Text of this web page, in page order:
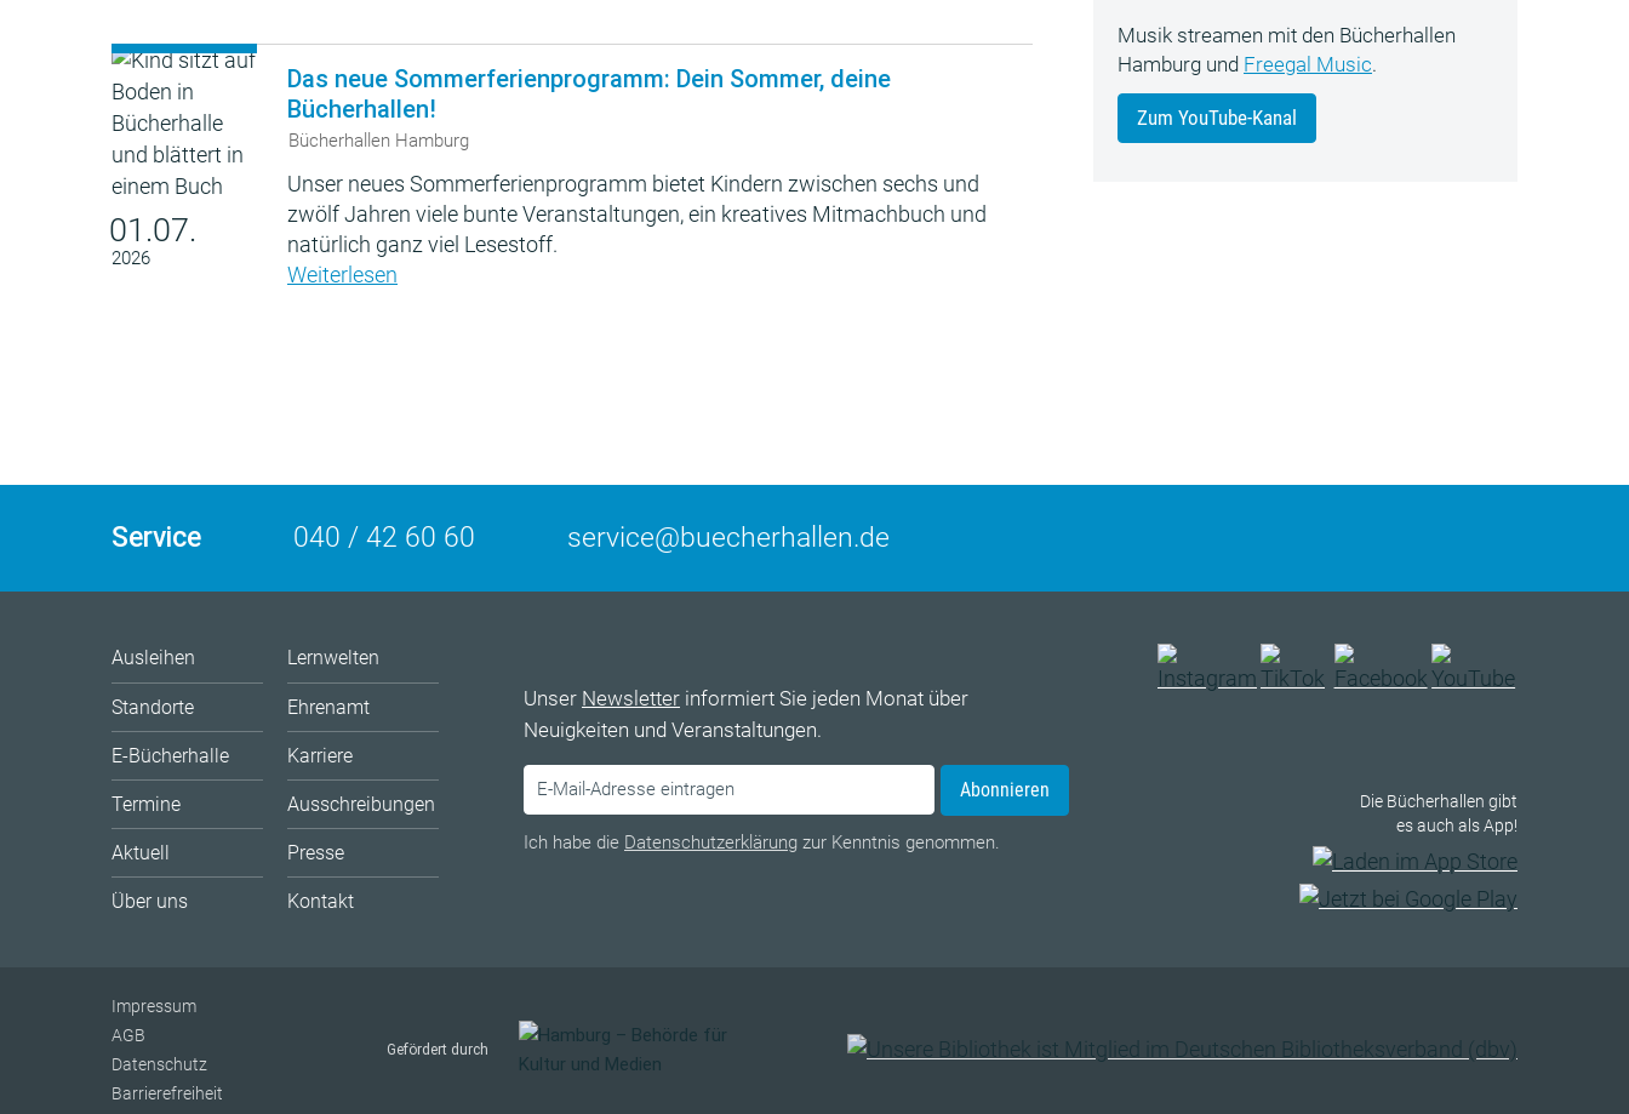
01.07.
2026
Das neue Sommerferienprogramm: Dein Sommer, deine
Bücherhallen!
Bücherhallen Hamburg
Unser neues Sommerferienprogramm bietet Kindern zwischen sechs und
zwölf Jahren viele bunte Veranstaltungen, ein kreatives Mitmachbuch und
natürlich ganz viel Lesestoff.
Weiterlesen
Musik streamen mit den Bücherhallen
Hamburg und Freegal Music.
Zum YouTube-Kanal
Service 040 / 42 60 60 service@buecherhallen.de
Ausleihen
Standorte
E-Bücherhalle
Termine
Aktuell
Über uns
Lernwelten
Ehrenamt
Karriere
Ausschreibungen
Presse
Kontakt
Unser Newsletter informiert Sie jeden Monat über
Neuigkeiten und Veranstaltungen.
Abonnieren
Ich habe die Datenschutzerklärung zur Kenntnis genommen.
Die Bücherhallen gibt
es auch als App!
Impressum
AGB
Datenschutz
Barrierefreiheit
Gefördert durch